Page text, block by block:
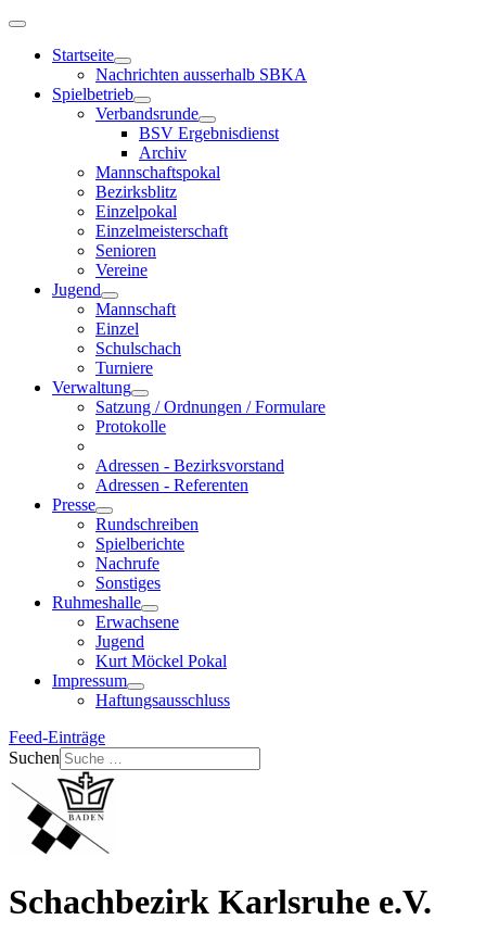
Startseite
Nachrichten ausserhalb SBKA
Spielbetrieb
Verbandsrunde
BSV Ergebnisdienst
Archiv
Mannschaftspokal
Bezirksblitz
Einzelpokal
Einzelmeisterschaft
Senioren
Vereine
Jugend
Mannschaft
Einzel
Schulschach
Turniere
Verwaltung
Satzung / Ordnungen / Formulare
Protokolle
Adressen - Bezirksvorstand
Adressen - Referenten
Presse
Rundschreiben
Spielberichte
Nachrufe
Sonstiges
Ruhmeshalle
Erwachsene
Jugend
Kurt Möckel Pokal
Impressum
Haftungsausschluss
Feed-Einträge
Suchen
Schachbezirk Karlsruhe e.V.